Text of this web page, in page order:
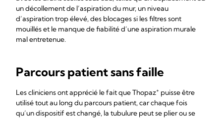
un décollement de l’aspiration du mur, un niveau
d’aspiration trop élevé, des blocages si les filtres sont
mouillés et le manque de fiabilité d’une aspiration murale
mal entretenue.
Parcours patient sans faille
Les cliniciens ont apprécié le fait que Thopaz+ puisse être
utilisé tout au long du parcours patient, car chaque fois
qu’un dispositif est changé, la tubulure peut se plier ou se